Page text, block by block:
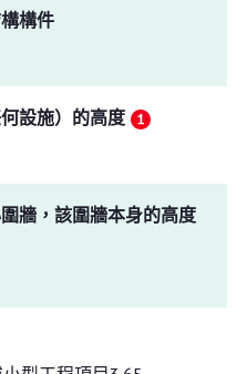
構件
設施）的高度
牆，該圍牆本身的高度